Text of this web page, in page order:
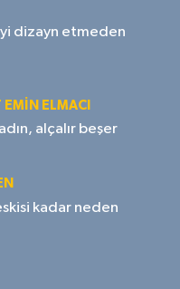
dizayn etmeden
EMIN ELMACI
alçalır beşer
kadar neden